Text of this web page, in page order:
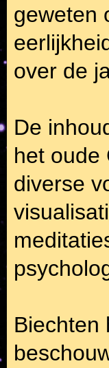
geweten
over de
De
het oude
diverse
Biechten